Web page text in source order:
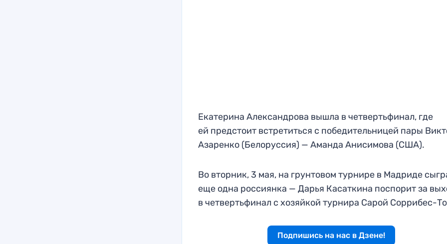
Екатерина Александрова вышла в четвертьфинал, где
ей предстоит встретиться с победительницей пары
Азаренко (Белоруссия) — Аманда Анисимова (США).
Во вторник, 3 мая, на грунтовом турнире в Мадриде
еще одна россиянка — Дарья Касаткина поспорит за
в четвертьфинал с хозяйкой турнира Сарой Соррибес-
Подпишись на нас в Дзене!